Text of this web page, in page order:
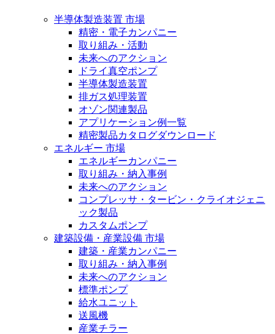
半導体製造装置 市場
精密・電子カンパニー
取り組み・活動
未来へのアクション
ドライ真空ポンプ
半導体製造装置
排ガス処理装置
オゾン関連製品
アプリケーション例一覧
精密製品カタログダウンロード
エネルギー 市場
エネルギーカンパニー
取り組み・納入事例
未来へのアクション
コンプレッサ・タービン・クライオジェニ
ック製品
カスタムポンプ
建築設備・産業設備 市場
建築・産業カンパニー
取り組み・納入事例
未来へのアクション
標準ポンプ
給水ユニット
送風機
産業チラー